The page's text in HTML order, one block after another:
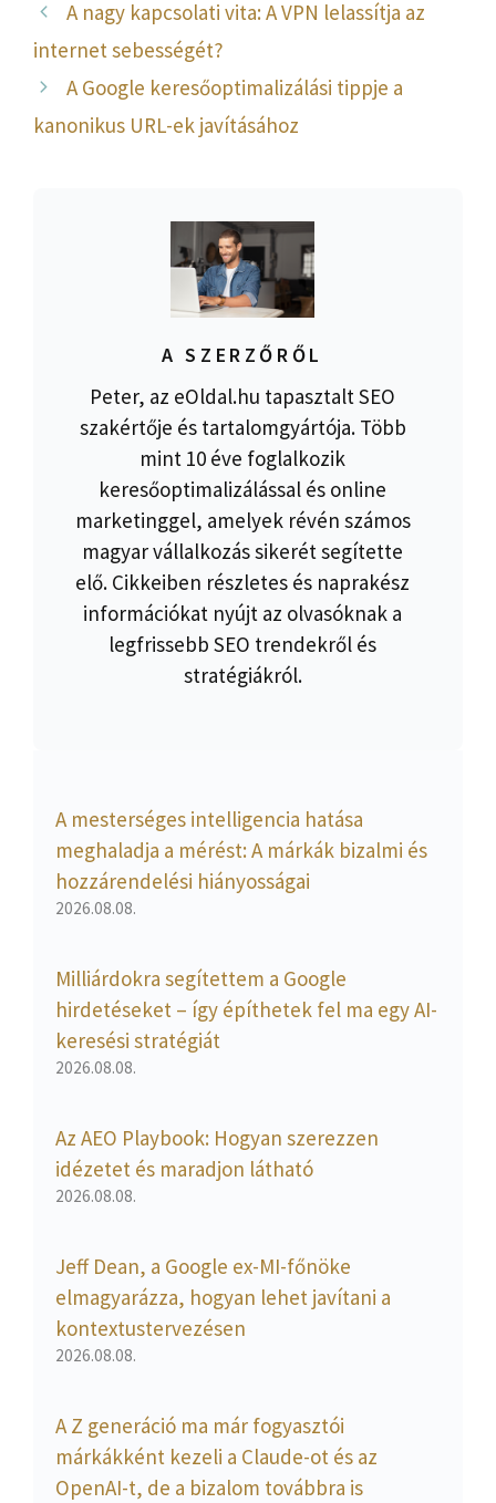
A nagy kapcsolati vita: A VPN lelassítja az
internet sebességét?
A Google keresőoptimalizálási tippje a
kanonikus URL-ek javításához
A SZERZŐRŐL
Peter, az eOldal.hu tapasztalt SEO
szakértője és tartalomgyártója. Több
mint 10 éve foglalkozik
keresőoptimalizálással és online
marketinggel, amelyek révén számos
magyar vállalkozás sikerét segítette
elő. Cikkeiben részletes és naprakész
információkat nyújt az olvasóknak a
legfrissebb SEO trendekről és
stratégiákról.
A mesterséges intelligencia hatása
meghaladja a mérést: A márkák bizalmi és
hozzárendelési hiányosságai
2026.08.08.
Milliárdokra segítettem a Google
hirdetéseket – így építhetek fel ma egy AI-
keresési stratégiát
2026.08.08.
Az AEO Playbook: Hogyan szerezzen
idézetet és maradjon látható
2026.08.08.
Jeff Dean, a Google ex-MI-főnöke
elmagyarázza, hogyan lehet javítani a
kontextustervezésen
2026.08.08.
A Z generáció ma már fogyasztói
márkákként kezeli a Claude-ot és az
OpenAI-t, de a bizalom továbbra is